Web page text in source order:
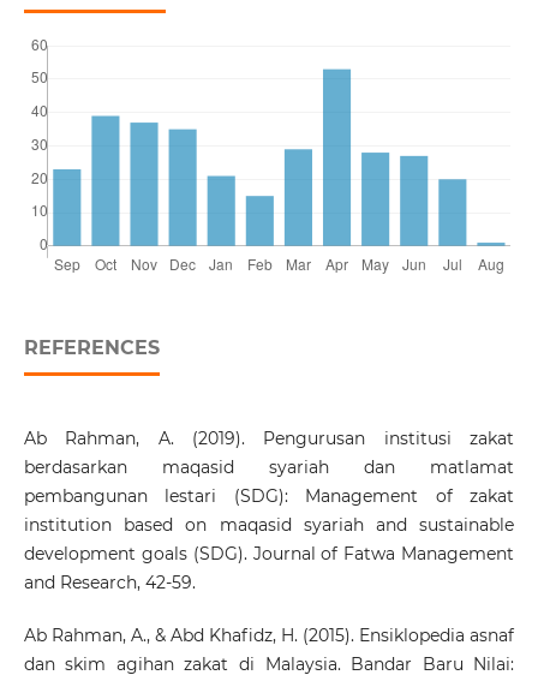
REFERENCES
Ab Rahman, A. (2019). Pengurusan institusi zakat
berdasarkan maqasid syariah dan matlamat
pembangunan lestari (SDG): Management of zakat
institution based on maqasid syariah and sustainable
development goals (SDG). Journal of Fatwa Management
and Research, 42-59.
Ab Rahman, A., & Abd Khafidz, H. (2015). Ensiklopedia asnaf
dan skim agihan zakat di Malaysia. Bandar Baru Nilai: